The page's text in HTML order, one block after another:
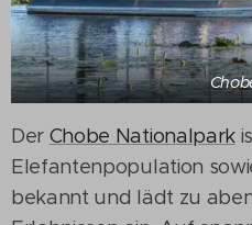
Der Chobe Nationalpark
Elefantenpopulation
bekannt und lädt zu